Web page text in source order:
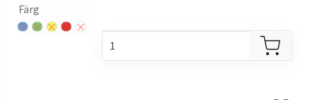
Färg
blågröngulrödvit